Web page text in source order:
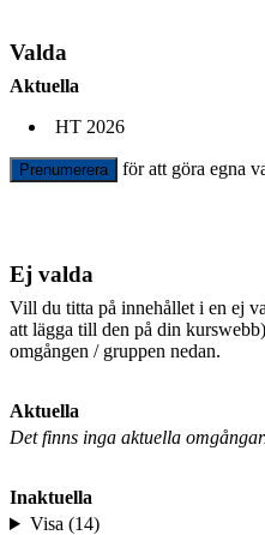
Valda
Aktuella
HT 2026
Prenumerera för att göra egna
Ej valda
Vill du titta på innehållet i en ej
att lägga till den på din
omgången / gruppen nedan.
Aktuella
Det finns inga aktuella
Inaktuella
Visa (14)